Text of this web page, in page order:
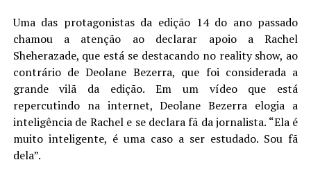
Uma das protagonistas da edição 14 do ano passado
chamou a atenção ao declarar apoio a Rachel
Sheherazade, que está se destacando no reality show, ao
contrário de Deolane Bezerra, que foi considerada a
grande vilã da edição. Em um vídeo que está
repercutindo na internet, Deolane Bezerra elogia a
inteligência de Rachel e se declara fã da jornalista. “Ela é
muito inteligente, é uma caso a ser estudado. Sou fã
dela”.